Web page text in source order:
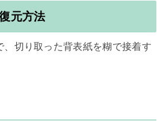
元方法
、切り取った背表紙を糊で接着す